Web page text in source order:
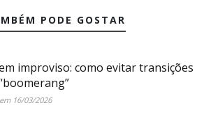
PODE GOSTAR
improviso: como evitar transições
16/03/2026